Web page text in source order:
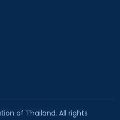
of Thailand. All rights